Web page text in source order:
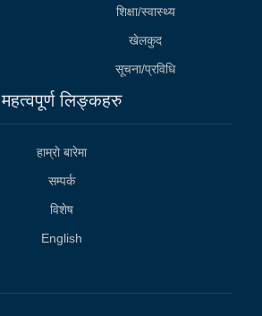
शिक्षा/स्वास्थ्य
खेलकुद
सूचना/प्रविधि
महत्वपूर्ण लिङ्कहरु
हाम्राे बारेमा
सम्पर्क
विशेष
English